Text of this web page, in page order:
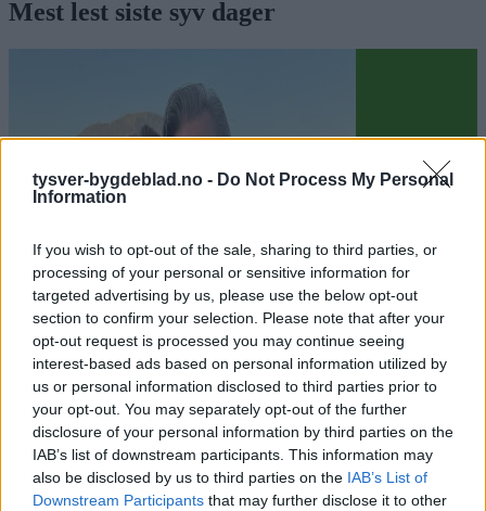
tysver-bygdeblad.no - Do Not Process My Personal
Information
If you wish to opt-out of the sale, sharing to third parties, or
processing of your personal or sensitive information for
targeted advertising by us, please use the below opt-out
section to confirm your selection. Please note that after your
opt-out request is processed you may continue seeing
interest-based ads based on personal information utilized by
us or personal information disclosed to third parties prior to
your opt-out. You may separately opt-out of the further
disclosure of your personal information by third parties on the
IAB’s list of downstream participants. This information may
also be disclosed by us to third parties on the IAB’s List of
Downstream Participants that may further disclose it to other
Mest lest siste syv dager
Sommerpraten
– Finner roen på hytta
Abonnement